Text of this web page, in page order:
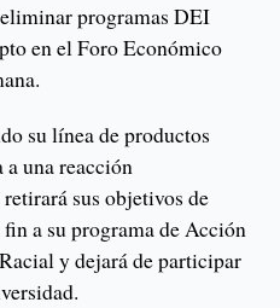
programas DEI
en el Foro Económico
su línea de productos
una reacción
sus objetivos de
a su programa de Acción
y dejará de participar